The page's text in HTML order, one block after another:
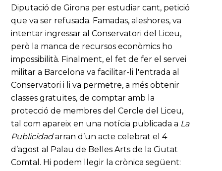
Diputació de Girona per estudiar cant, petició
que va ser refusada. Famadas, aleshores, va
intentar ingressar al Conservatori del Liceu,
però la manca de recursos econòmics ho
impossibilità. Finalment, el fet de fer el servei
militar a Barcelona va facilitar-li l'entrada al
Conservatori i li va permetre, a més obtenir
classes gratuïtes, de comptar amb la
protecció de membres del Cercle del Liceu,
tal com apareix en una notícia publicada a La
Publicidadarran d’un acte celebrat el 4
d’agost al Palau de Belles Arts de la Ciutat
Comtal. Hi podem llegir la crònica següent: